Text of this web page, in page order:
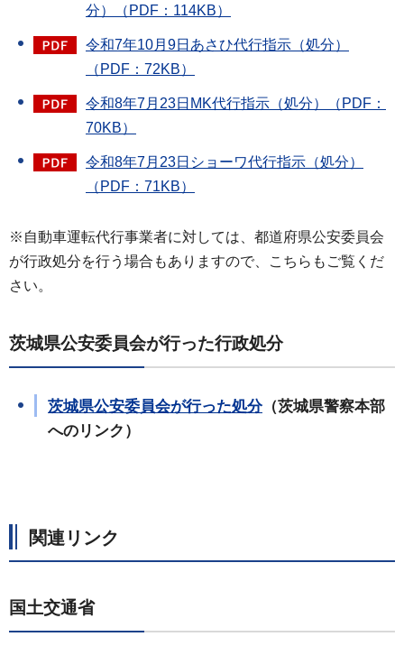
分）（PDF：114KB）
令和7年10月9日あさひ代行指示（処分）
（PDF：72KB）
令和8年7月23日MK代行指示（処分）（PDF：
70KB）
令和8年7月23日ショーワ代行指示（処分）
（PDF：71KB）
※自動車運転代行事業者に対しては、都道府県公安委員会
が行政処分を行う場合もありますので、こちらもご覧くだ
さい。
茨城県公安委員会が行った行政処分
茨城県公安委員会が行った処分 （茨城県警察本部
へのリンク）
関連リンク
国土交通省